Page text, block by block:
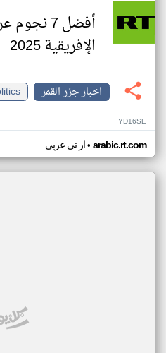
أفضل 7
الإفريقية 2025
اخبار جزر القمر
YD16SE
ار تي عربي• arabic.rt.com